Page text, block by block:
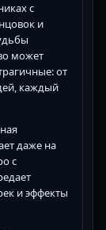
с
и
может
от
каждый
даже на
с
и эффекты